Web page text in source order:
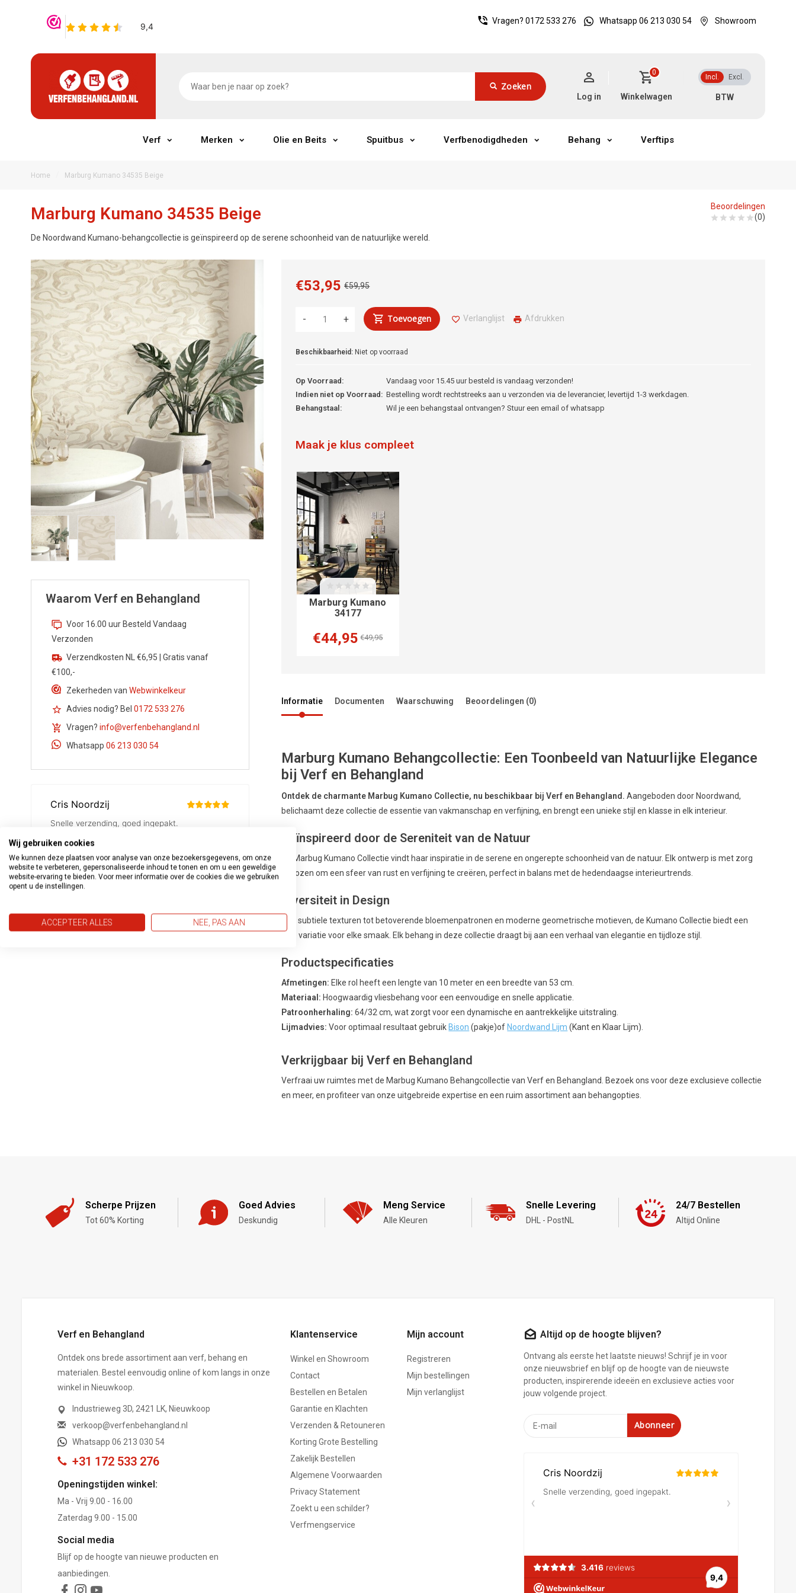
Vragen? 0172 533 276 Whatsapp 06 213 030 54 Showroom
Zoeken
Incl. Excl.
0
Winkelwagen
Log in
Verf Merken Olie en Beits Spuitbus Verfbenodigdheden Behang Verftips
Home Marburg Kumano 34535 Beige
Marburg Kumano 34535 Beige
De Noordwand Kumano-behangcollectie is geïnspireerd op de serene schoonheid van de natuurlijke wereld.
Beoordelingen
(0)
Waarom Verf en Behangland
Voor 16.00 uur Besteld Vandaag
Verzonden
Verzendkosten NL €6,95 | Gratis vanaf
€100,-
Zekerheden van Webwinkelkeur
Advies nodig? Bel 0172 533 276
Vragen? info@verfenbehangland.nl
Whatsapp 06 213 030 54
€59,95
€53,95
+
- Toevoegen Verlanglijst Afdrukken
Beschikbaarheid: Niet op voorraad
Op Voorraad:
Vandaag voor 15.45 uur besteld is vandaag verzonden!
Indien niet op Voorraad: Bestelling wordt rechtstreeks aan u verzonden via de leverancier, levertijd 1-3 werkdagen.
Behangstaal:
Wil je een behangstaal ontvangen? Stuur een email of whatsapp
Maak je klus compleet
Marburg Kumano
34177
€44,95 €49,95
Informatie Documenten Waarschuwing Beoordelingen (0)
Marburg Kumano Behangcollectie: Een Toonbeeld van Natuurlijke Elegance
bij Verf en Behangland
Ontdek de charmante Marbug Kumano Collectie, nu beschikbaar bij Verf en Behangland. Aangeboden door Noordwand,
belichaamt deze collectie de essentie van vakmanschap en verfijning, en brengt een unieke stijl en klasse in elk interieur.
Geïnspireerd door de Sereniteit van de Natuur
De Marbug Kumano Collectie vindt haar inspiratie in de serene en ongerepte schoonheid van de natuur. Elk ontwerp is met zorg
gekozen om een sfeer van rust en verfijning te creëren, perfect in balans met de hedendaagse interieurtrends.
Diversiteit in Design
Van subtiele texturen tot betoverende bloemenpatronen en moderne geometrische motieven, de Kumano Collectie biedt een
rijke variatie voor elke smaak. Elk behang in deze collectie draagt bij aan een verhaal van elegantie en tijdloze stijl.
Productspecificaties
Afmetingen: Elke rol heeft een lengte van 10 meter en een breedte van 53 cm.
Materiaal: Hoogwaardig vliesbehang voor een eenvoudige en snelle applicatie.
Patroonherhaling: 64/32 cm, wat zorgt voor een dynamische en aantrekkelijke uitstraling.
Lijmadvies: Voor optimaal resultaat gebruik Bison (pakje)of Noordwand Lijm (Kant en Klaar Lijm).
Verkrijgbaar bij Verf en Behangland
Verfraai uw ruimtes met de Marbug Kumano Behangcollectie van Verf en Behangland. Bezoek ons voor deze exclusieve collectie
en meer, en profiteer van onze uitgebreide expertise en een ruim assortiment aan behangopties.
Scherpe Prijzen
Tot 60% Korting
Goed Advies
Deskundig
Meng Service
Alle Kleuren
Snelle Levering
DHL - PostNL
24/7 Bestellen
Altijd Online
Verf en Behangland
Ontdek ons brede assortiment aan verf, behang en
materialen. Bestel eenvoudig online of kom langs in onze
winkel in Nieuwkoop.
Industrieweg 3D, 2421 LK, Nieuwkoop
verkoop@verfenbehangland.nl
Whatsapp 06 213 030 54
+31 172 533 276
Openingstijden winkel:
Ma - Vrij 9.00 - 16.00
Zaterdag 9.00 - 15.00
Social media
Blijf op de hoogte van nieuwe producten en
aanbiedingen.
Klantenservice
Winkel en Showroom
Contact
Bestellen en Betalen
Garantie en Klachten
Verzenden & Retouneren
Korting Grote Bestelling
Zakelijk Bestellen
Algemene Voorwaarden
Privacy Statement
Zoekt u een schilder?
Verfmengservice
Mijn account
Registreren
Mijn bestellingen
Mijn verlanglijst
Altijd op de hoogte blijven?
Ontvang als eerste het laatste nieuws! Schrijf je in voor
onze nieuwsbrief en blijf op de hoogte van de nieuwste
producten, inspirerende ideeën en exclusieve acties voor
jouw volgende project.
Abonneer
Wij gebruiken cookies
We kunnen deze plaatsen voor analyse van onze bezoekersgegevens, om onze
website te verbeteren, gepersonaliseerde inhoud te tonen en om u een geweldige
website-ervaring te bieden. Voor meer informatie over de cookies die we gebruiken
opent u de instellingen.
ACCEPTEER ALLES NEE, PAS AAN